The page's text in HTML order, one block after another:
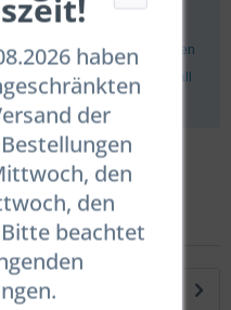
daß es aufgrund der
in Ausnahmefällen zu längeren
informieren Euch in dem Fall
haben
der
den
den
beachtet